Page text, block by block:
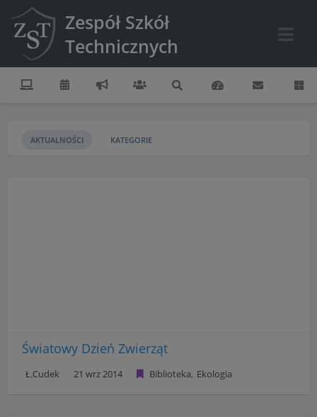
Zespół Szkół
Technicznych
AKTUALNOŚCI KATEGORIE
Światowy Dzień Zwierząt
Ł.Cudek 21 wrz 2014 Biblioteka Ekologia